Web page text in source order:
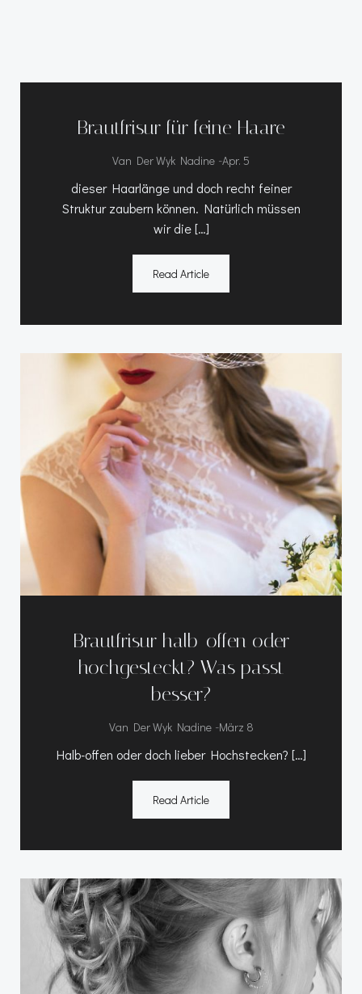
Brautfrisur für feine Haare
Van Der Wyk Nadine -Apr. 5
dieser Haarlänge und doch recht feiner
Struktur zaubern können. Natürlich müssen
wir die […]
Read Article
Brautfrisur halb-offen oder
hochgesteckt? Was passt
besser?
Van Der Wyk Nadine -März 8
Halb-offen oder doch lieber Hochstecken? […]
Read Article